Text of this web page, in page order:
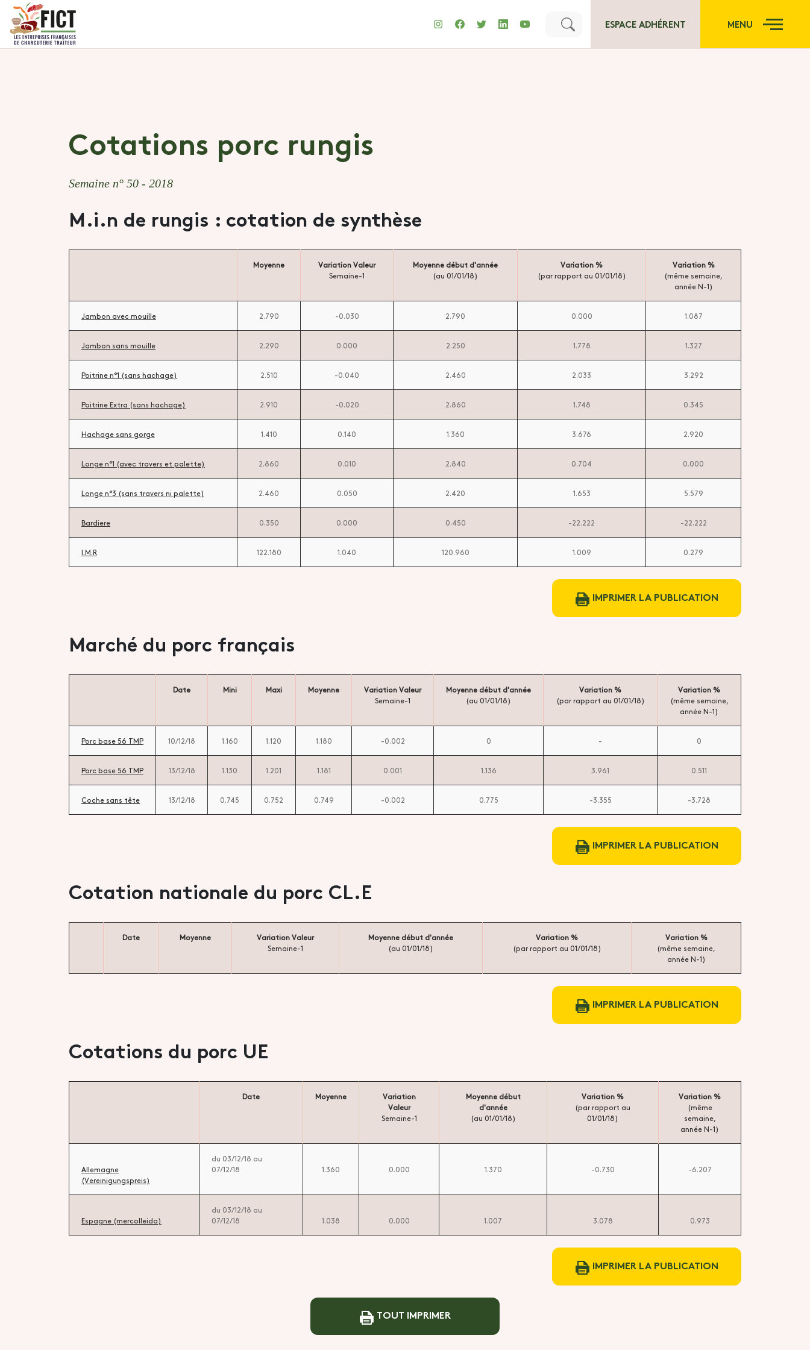
ESPACE ADHÉRENT MENU
Cotations porc rungis
Semaine n° 50 - 2018
M.i.n de rungis : cotation de synthèse
Moyenne
Variation Valeur
Semaine-1
Moyenne début d'année
(au 01/01/18)
Variation %
(par rapport au 01/01/18)
Variation %
(même semaine,
année N-1)
Jambon avec mouille 2.790 -0.030 2.790 0.000 1.087
Jambon sans mouille 2.290 0.000 2.250 1.778 1.327
Poitrine n°1 (sans hachage) 2.510 -0.040 2.460 2.033 3.292
Poitrine Extra (sans hachage) 2.910 -0.020 2.860 1.748 0.345
Hachage sans gorge 1.410 0.140 1.360 3.676 2.920
Longe n°1 (avec travers et palette) 2.860 0.010 2.840 0.704 0.000
Longe n°3 (sans travers ni palette) 2.460 0.050 2.420 1.653 5.579
Bardiere 0.350 0.000 0.450 -22.222 -22.222
I.M.R 122.180 1.040 120.960 1.009 0.279
IMPRIMER LA PUBLICATION
Marché du porc français
Date Mini Maxi Moyenne
Variation Valeur
Semaine-1
Moyenne début d'année
(au 01/01/18)
Variation %
(par rapport au 01/01/18)
Variation %
(même semaine,
année N-1)
Porc base 56 TMP 10/12/18 1.160 1.120 1.180 -0.002 0 - 0
Porc base 56 TMP 13/12/18 1.130 1.201 1.181 0.001 1.136 3.961 0.511
Coche sans tête 13/12/18 0.745 0.752 0.749 -0.002 0.775 -3.355 -3.728
IMPRIMER LA PUBLICATION
Cotation nationale du porc CL.E
Date Moyenne
Variation Valeur
Semaine-1
Moyenne début d'année
(au 01/01/18)
Variation %
(par rapport au 01/01/18)
Variation %
(même semaine,
année N-1)
IMPRIMER LA PUBLICATION
Cotations du porc UE
Date Moyenne
Variation
Valeur
Semaine-1
Moyenne début
d'année
(au 01/01/18)
Variation %
(par rapport au
01/01/18)
Variation %
(même
semaine,
année N-1)
Allemagne
(Vereinigungspreis)
du 03/12/18 au
07/12/18
1.360 0.000 1.370 -0.730 -6.207
Espagne (mercolleida)
du 03/12/18 au
07/12/18
1.038 0.000 1.007 3.078 0.973
IMPRIMER LA PUBLICATION
TOUT IMPRIMER